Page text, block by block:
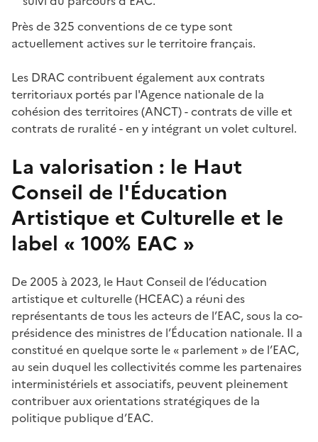
Près de 325 conventions de ce type sont
actuellement actives sur le territoire français.
Les DRAC contribuent également aux contrats
territoriaux portés par l'Agence nationale de la
cohésion des territoires (ANCT) - contrats de ville et
contrats de ruralité - en y intégrant un volet culturel.
La valorisation : le Haut
Conseil de l'Éducation
Artistique et Culturelle et le
label « 100% EAC »
De 2005 à 2023, le Haut Conseil de l’éducation
artistique et culturelle (HCEAC) a réuni des
représentants de tous les acteurs de l’EAC, sous la co-
présidence des ministres de l’Éducation nationale. Il a
constitué en quelque sorte le « parlement » de l’EAC,
au sein duquel les collectivités comme les partenaires
interministériels et associatifs, peuvent pleinement
contribuer aux orientations stratégiques de la
politique publique d’EAC.